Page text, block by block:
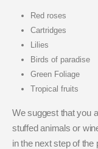
Red roses
Cartridges
Lilies
Birds of paradise
Green Foliage
Tropical fruits
We suggest that you
stuffed animals or
in the next step of